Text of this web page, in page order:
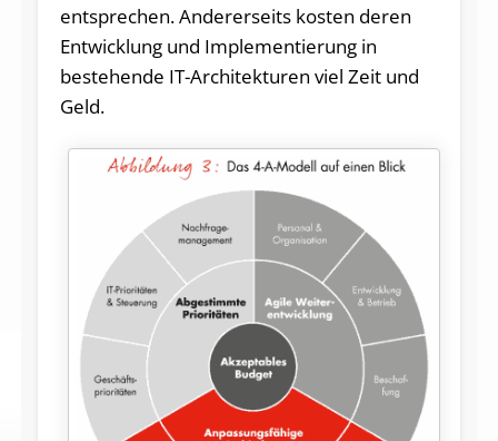
entsprechen. Andererseits kosten deren
Entwicklung und Implementierung in
bestehende IT-Architekturen viel Zeit und
Geld.